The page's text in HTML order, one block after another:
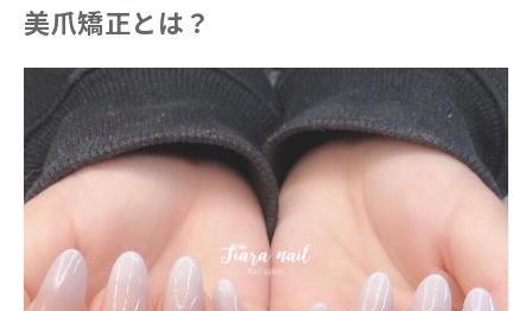
美爪矯正とは？